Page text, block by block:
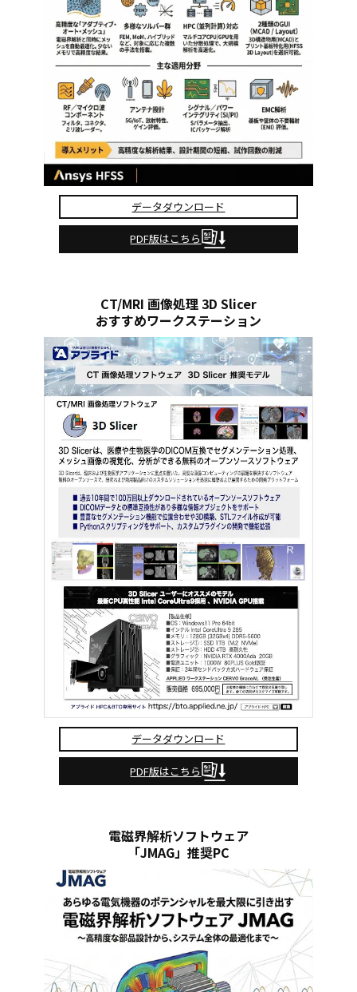
データダウンロード
PDF版はこちら
CT/MRI 画像処理 3D Slicer
おすすめワークステーション
データダウンロード
PDF版はこちら
電磁界解析ソフトウェア
「JMAG」推奨PC